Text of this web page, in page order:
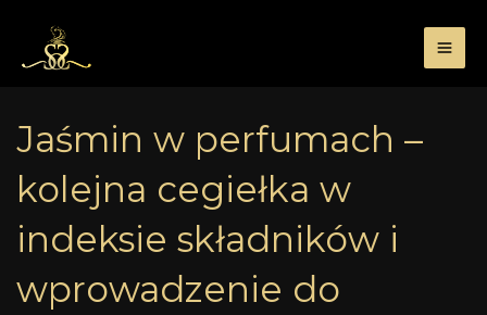
treści
Jaśmin w perfumach –
kolejna cegiełka w
indeksie składników i
wprowadzenie do